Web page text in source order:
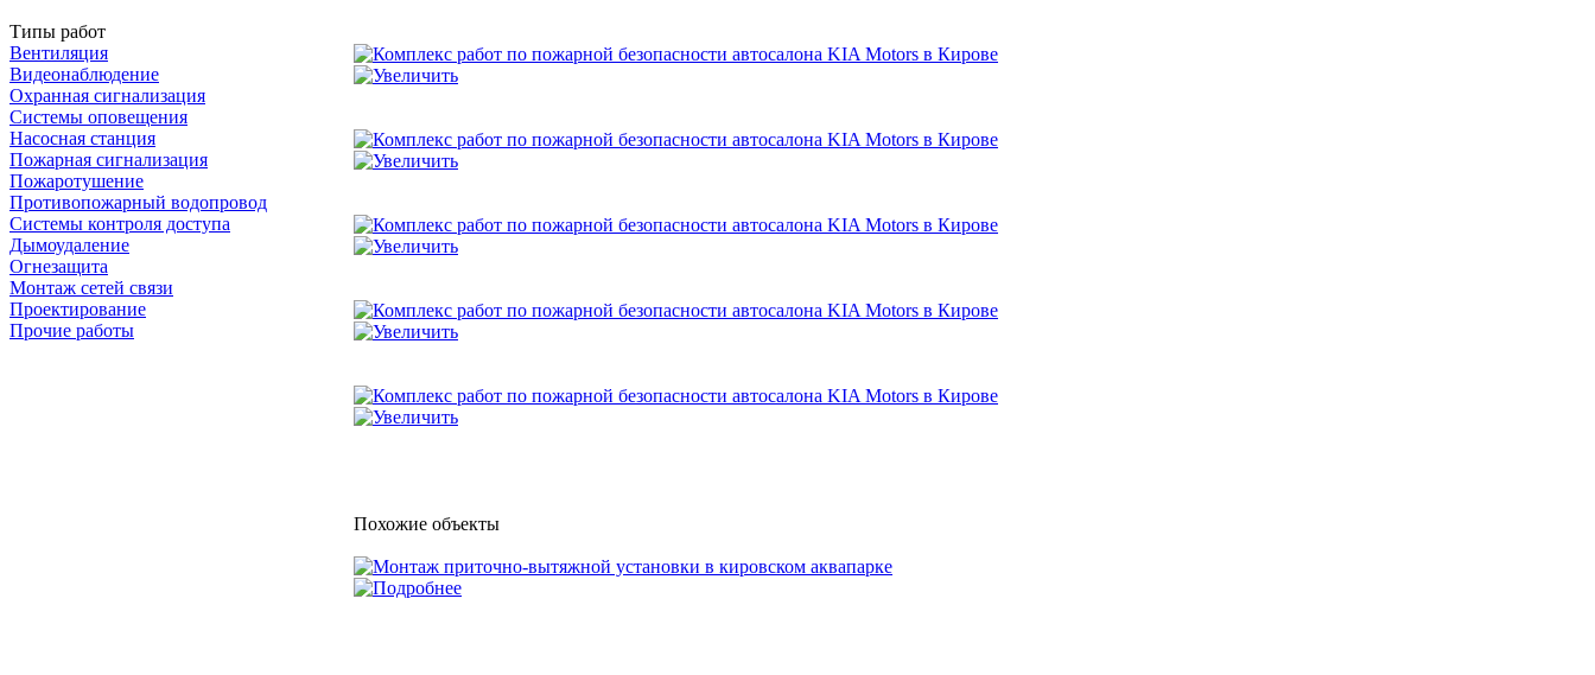
Типы работ
Вентиляция
Видеонаблюдение
Охранная сигнализация
Системы оповещения
Насосная станция
Пожарная сигнализация
Пожаротушение
Противопожарный водопровод
Системы контроля доступа
Дымоудаление
Огнезащита
Монтаж сетей связи
Проектирование
Прочие работы
Похожие объекты